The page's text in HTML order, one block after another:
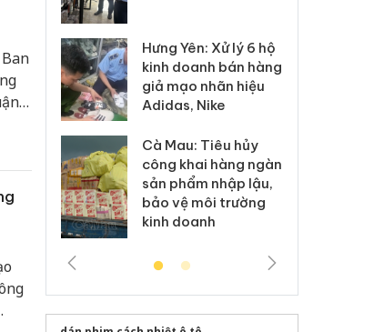
bị
buôn
dây
tại Phú
Hưng Yên: Xử lý 6 hộ
kinh doanh bán hàng
giả mạo nhãn hiệu
Adidas, Nike
Cà Mau: Tiêu hủy
công khai hàng ngàn
sản phẩm nhập lậu,
bảo vệ môi trường
kinh doanh